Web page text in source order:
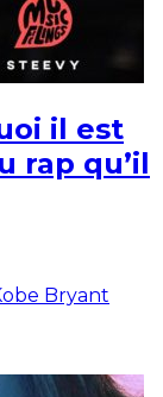
il est
rap qu’il
Bryant